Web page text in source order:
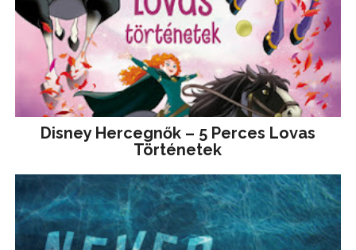
Disney ​Hercegnők – 5 Perces Lovas
Történetek